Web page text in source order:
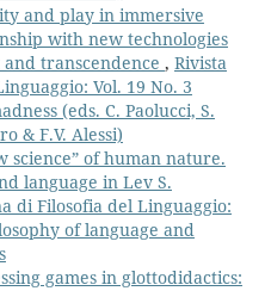
and play in immersive
with new technologies
transcendence , Rivista
Vol. 19 No. 3
(eds. C. Paolucci, S.
& F.V. Alessi)
science” of human nature.
language in Lev S.
di Filosofia del Linguaggio:
of language and
games in glottodidactics: